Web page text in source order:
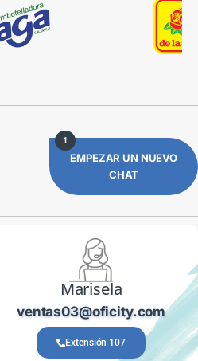
EMPEZAR UN NUEVO
CHAT
1
Marisela
ventas03@oficity.com
Extensión 107